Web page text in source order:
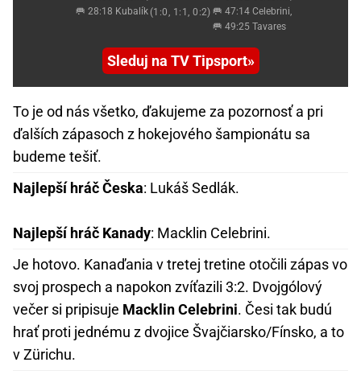
🥅 28:18 Kubalík(1:0, 1:1, 0:2) 🥅 47:14 Celebrini,
🥅 49:25 Tavares
Sleduj na TV Tipsport
To je od nás všetko, ďakujeme za pozornosť a pri
ďalších zápasoch z hokejového šampionátu sa
budeme tešiť.
Najlepší hráč Česka: Lukáš Sedlák.
Najlepší hráč Kanady: Macklin Celebrini.
Je hotovo. Kanaďania v tretej tretine otočili zápas vo
svoj prospech a napokon zvíťazili 3:2. Dvojgólový
večer si pripisuje Macklin Celebrini. Česi tak budú
hrať proti jednému z dvojice Švajčiarsko/Fínsko, a to
v Zürichu.